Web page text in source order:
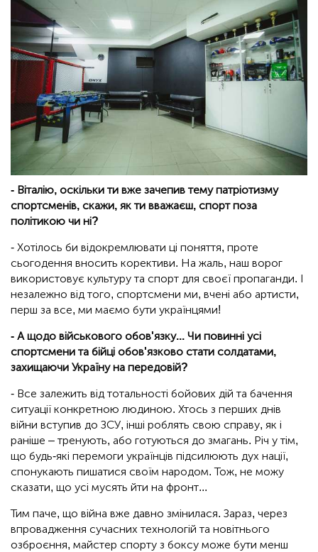
- Віталію, оскільки ти вже зачепив тему патріотизму
спортсменів, скажи, як ти вважаєш, спорт поза
політикою чи ні?
- Хотілось би відокремлювати ці поняття, проте
сьогодення вносить корективи. На жаль, наш ворог
використовує культуру та спорт для своєї пропаганди. І
незалежно від того, спортсмени ми, вчені або артисти,
перш за все, ми маємо бути українцями!
- А щодо військового обов'язку... Чи повинні усі
спортсмени та бійці обов'язково стати солдатами,
захищаючи Україну на передовій?
- Все залежить від тотальності бойових дій та бачення
ситуації конкретною людиною. Хтось з перших днів
війни вступив до ЗСУ, інші роблять свою справу, як і
раніше – тренують, або готуються до змагань. Річ у тім,
що будь-які перемоги українців підсилюють дух нації,
спонукають пишатися своїм народом. Тож, не можу
сказати, що усі мусять йти на фронт...
Тим паче, що війна вже давно змінилася. Зараз, через
впровадження сучасних технологій та новітнього
озброєння, майстер спорту з боксу може бути менш